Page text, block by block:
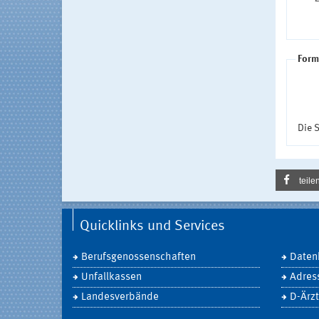
Die
Quicklinks und Services
Berufsgenossenschaften
Unfallkassen
Landesverbände
D-